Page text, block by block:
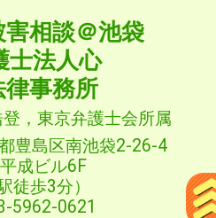
相談＠池袋
士法人心
律事務所
，東京弁護士会所属
豊島区南池袋2-26-4
成ビル6F
徒歩3分）
5962-0621